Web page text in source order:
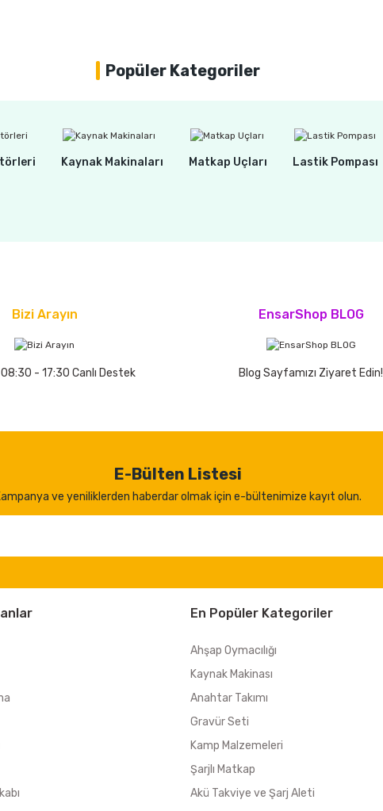
Popüler Kategoriler
Kaynak Makinaları Matkap Uçları Lastik Pompası
Bizi Arayın
- 17:30 Canlı Destek
EnsarShop BLOG
Blog Sayfamızı Ziyaret Edin!
E-Bülten Listesi
ve yeniliklerden haberdar olmak için e-bültenimize kayıt olun.
En Popüler Kategoriler
Ahşap Oymacılığı
Kaynak Makinası
Anahtar Takımı
Gravür Seti
Kamp Malzemeleri
Şarjlı Matkap
Akü Takviye ve Şarj Aleti